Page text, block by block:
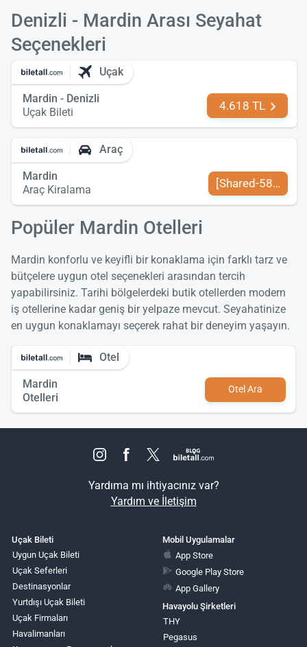
Denizli - Mardin Arası Seyahat
Seçenekleri
Uçak
Mardin - Denizli
Uçak Bileti
4.618 TL
Araç
Mardin
Araç Kiralama
[Shared-589-tr-
Popüler Mardin Otelleri
Mardin konforlu ve keyifli bir konaklama için farklı tarz ve
bütçelere uygun otel seçenekleri arasından tercih
yapabilirsiniz. Tarihi bölgelerdeki butik otellerden modern
iş otellerine kadar geniş bir yelpaze mevcut. Seyahatinize
en uygun konaklamayı seçerek rahat bir deneyim yaşayın.
Otel
Mardin
Otelleri
Otel Ara
Yardıma mı ihtiyacınız var?
Yardım ve İletişim
Uçak Bileti
Uygun Uçak Bileti
Uçak Seferleri
Destinasyonlar
Yurtdışı Uçak Bileti
Uçak Firmaları
Havalimanları
Mobil Uygulamalar
App Store
Google Play Store
App Gallery
Havayolu Şirketleri
THY
Pegasus